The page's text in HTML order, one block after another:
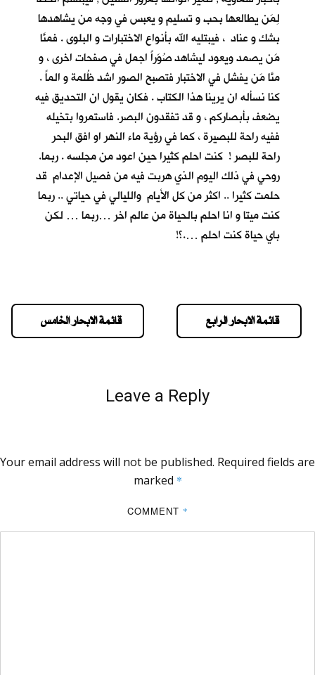
لِمَن يطالعها بحب و تسليم و يعبس في وجه من يشاهدها
بشك و عناد ، فيبتليه الله بأنواع الاختبارات و البلوى . فمنَّا
مَن يصمد ويعود ليشاهد صُوَراً اجمل في صفحات اخرى ، و
منَّا مَن يفشل في الاختبار فتصبح الصور اشد ظُلمة و الماً .
كنا نسأله ان يرينا هذا الكتاب . فكان يقول ان التحديق فيه
يضعف بأبصاركم ، و قد تفقدون البصر. فاستمروا بتخيله
ففيه راحة للبصيرة ، كما في رؤية ماء النهر او افق البحر
راحة للبصر ! كنت احلم كثيرا حين اعود من مجلسه . ربما.
روحي في ذلك اليوم الذي هربت فيه من فصيل الإعدام قد
حلمت كثيرا .. اكثر من كل الأيام والليالي في حياتي .. ربما
كنت ميتا و انا احلم بالحياة من عالم اخر …ربما … لكن
باي حياة كنت احلم ….؟!
قائمة الابحار الخامس قائمة الابحار الرابع
Leave a Reply
Your email address will not be published. Required fields are
marked *
COMMENT *